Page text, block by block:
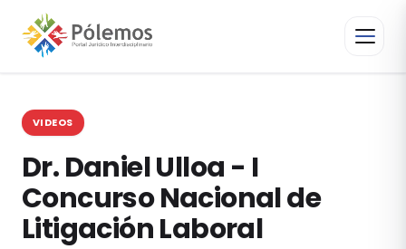
VIDEOS
Dr. Daniel Ulloa - I
Concurso Nacional de
Litigación Laboral